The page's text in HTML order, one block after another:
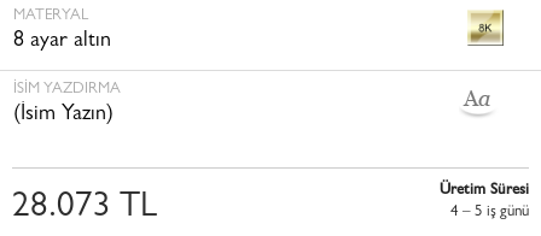
MATERYAL
8 ayar altın
İSİM YAZDIRMA
(İsim Yazın)
28.073 TL
Üretim Süresi
4 – 5 i̇ş günü